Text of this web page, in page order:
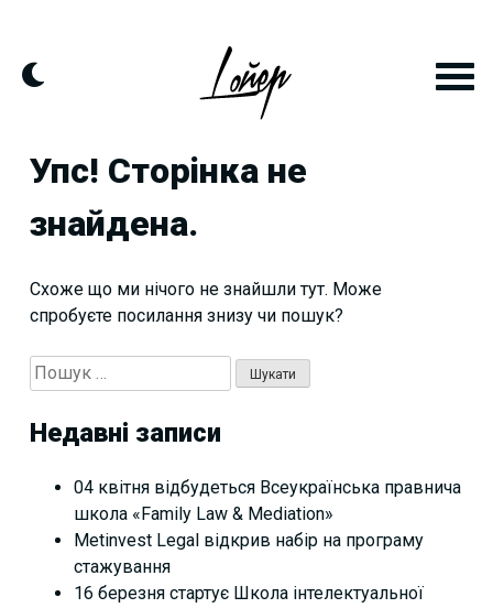
content
Упс! Сторінка не
знайдена.
Схоже що ми нічого не знайшли тут. Може
спробуєте посилання знизу чи пошук?
Пошук:
Недавні записи
04 квітня відбудеться Всеукраїнська правнича
школа «Family Law & Mediation»
Metinvest Legal відкрив набір на програму
стажування
16 березня стартує Школа інтелектуальної